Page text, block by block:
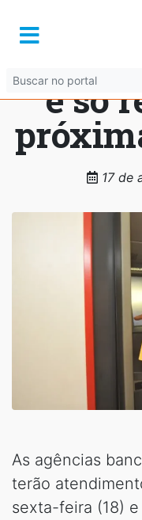
fecham
e só
17 de
As agências
terão
sexta-feira (18) e